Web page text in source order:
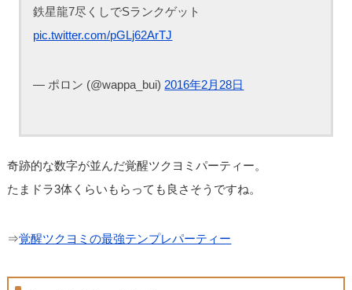
鉄星龍7尽くしでSランクゲット
pic.twitter.com/pGLj62ArTJ
— ポロン (@wappa_bui) 2016年2月28日
奇跡的な数字が並んだ覚醒ツクヨミパーティー。
たまドラ3体くらいもらっても良さそうですね。
⇒覚醒ツクヨミの最強テンプレパーティー